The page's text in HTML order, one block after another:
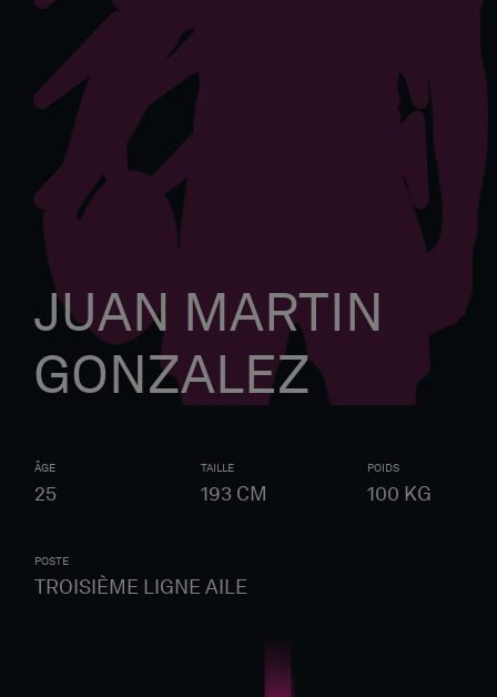
JUAN MARTIN
GONZALEZ
ÂGE
25
TAILLE
193 CM
POIDS
100 KG
POSTE
TROISIÈME LIGNE AILE